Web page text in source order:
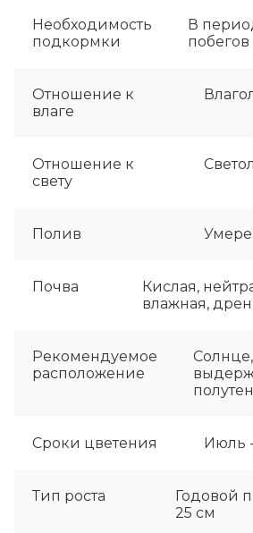
Необходимость
подкормки
В
побегов
Отношение к
влаге
Отношение к
свету
Полив
Почва
Кислая,
влажная,
Рекомендуемое
расположение
Солнце,
Сроки цветения Июль
Тип роста
Годовой
25 см